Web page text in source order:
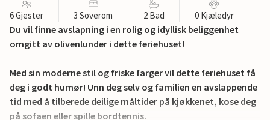
6 Gjester 3 Soverom 2 Bad 0 Kjæledyr
Du vil finne avslapning i en rolig og idyllisk beliggenhet
omgitt av olivenlunder i dette feriehuset!
Med sin moderne stil og friske farger vil dette feriehuset få
deg i godt humør! Unn deg selv og familien en avslappende
tid med å tilberede deilige måltider på kjøkkenet, kose deg
på sofaen eller spille bordtennis.